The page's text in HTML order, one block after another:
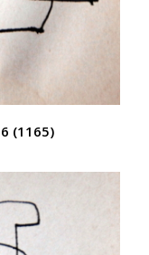
(1165)